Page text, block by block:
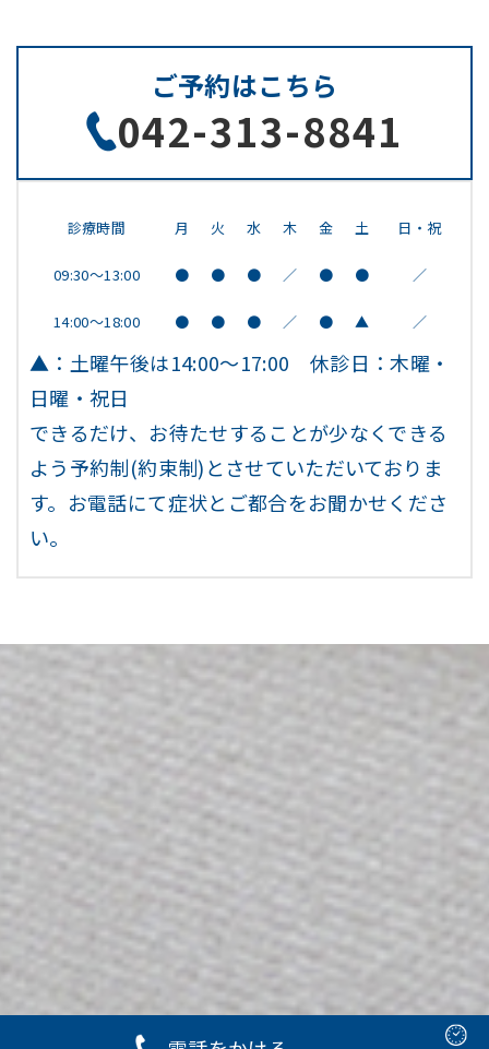
ご予約はこちら
042-313-8841
診療時間 月 火 水 木 金 土 日・祝
09:30～13:00 ● ● ● ／ ● ● ／
14:00～18:00 ● ● ● ／ ● ▲ ／
▲：土曜午後は14:00～17:00 休診日：木曜・
日曜・祝日
できるだけ、お待たせすることが少なくできる
よう予約制(約束制)とさせていただいておりま
す。お電話にて症状とご都合をお聞かせくださ
い。